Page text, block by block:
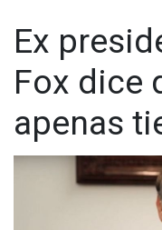
Ex
Fox dice
apenas